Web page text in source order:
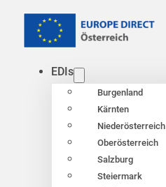
EDIs
Burgenland
Kärnten
Niederösterreich
Oberösterreich
Salzburg
Steiermark